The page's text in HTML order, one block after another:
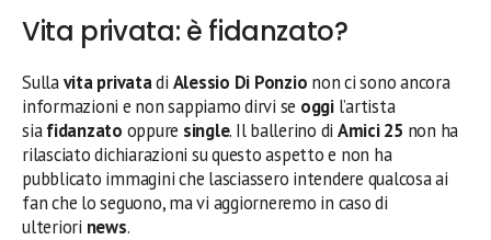
Vita privata: è fidanzato?
Sullavita privatadi Alessio Di Ponzio non ci sono ancora
informazioni e non sappiamo dirvi se oggi l’artista
siafidanzato oppure single. Il ballerino di Amici 25 non ha
rilasciato dichiarazioni su questo aspetto e non ha
pubblicato immagini che lasciassero intendere qualcosa ai
fan che lo seguono, ma vi aggiorneremo in caso di
ulteriori news.